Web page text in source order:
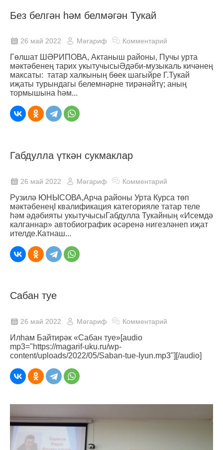
Без белгән һәм белмәгән Тукай
26 май 2022 Мәгариф Комментарий
Гөлшат ШӘРИПОВА, Актаныш районы, Пучы урта
мәктәбенең тарих укытучысыӘдәби-музыкаль кичәнең
максаты: татар халкының бөек шагыйре Г.Тукай
иҗаты турындагы белемнәрне тирәнәйтү; аның
тормышына һәм...
Габдулла үткән сукмаклар
26 май 2022 Мәгариф Комментарий
Рузилә ЮНЫСОВА,Арча районы Урта Курса төп
мәктәбенеңI квалификация категорияле татар теле
һәм әдәбияты укытучысыГабдулла Тукайның «Исемдә
калганнар» автобиографик әсәренә нигезләнеп иҗат
ителде.Катнаш...
Сабан туе
26 май 2022 Мәгариф Комментарий
Илһам Байтирәк «Сабан туе»[audio
mp3="https://magarif-uku.ru/wp-
content/uploads/2022/05/Saban-tue-Iyun.mp3"][/audio]